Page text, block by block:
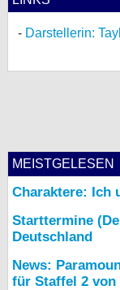
Darstellerin:
MEISTGELESEN
Charaktere: Ich
Starttermine
Deutschland
News:
für Staffel 2 von